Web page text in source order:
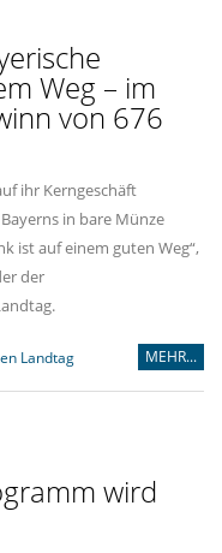
Weg – im
von 676
ihr Kerngeschäft
in bare Münze
ist auf einem guten Weg“,
der
Landtag MEHR...
wird